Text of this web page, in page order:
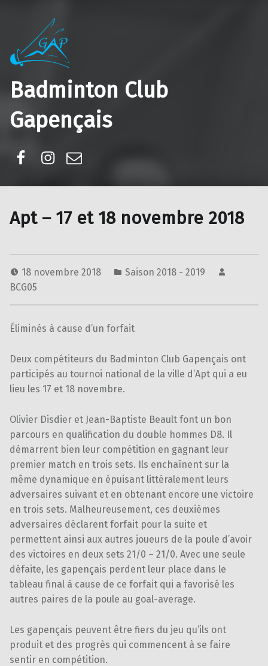
Badminton Club
Gapençais
Apt – 17 et 18 novembre 2018
18 novembre 2018
Saison 2018 - 2019
BCG05
Éliminés à cause d’un forfait
Deux compétiteurs du Badminton Club Gapençais ont
participés au tournoi national de la ville d’Apt qui a eu
lieu les 17 et 18 novembre.
Olivier Disdier et Jean-Baptiste Beault font un bon
parcours en qualification du double hommes D8. Il
démarrent bien leur compétition en gagnant leur
premier match en trois sets. Ils enchaînent sur la
même dynamique en épuisant littéralement leurs
adversaires suivant et en obtenant encore une victoire
en trois sets. Malheureusement, ces deuxièmes
adversaires déclarent forfait pour la suite et
permettent ainsi aux autres joueurs de la poule d’avoir
des victoires en deux sets 21/0 – 21/0. Avec une seule
défaite, les gapençais perdent leur place dans le
tableau final à cause de ce forfait qui a favorisé les
autres paires de la poule au goal-average.
Les gapençais peuvent être fiers du jeu qu’ils ont
produit et des progrès qui commencent à se faire
sentir en compétition.